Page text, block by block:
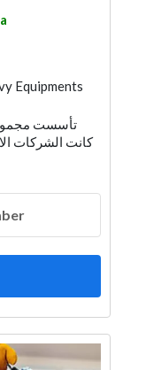
Equipments
Suppliers
كانت الشركات